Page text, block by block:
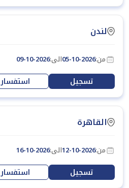
لندن
من:05-10-2026الى:09-10-2026
تسجيل استفسار
القاهرة
من:12-10-2026الى:16-10-2026
تسجيل استفسار